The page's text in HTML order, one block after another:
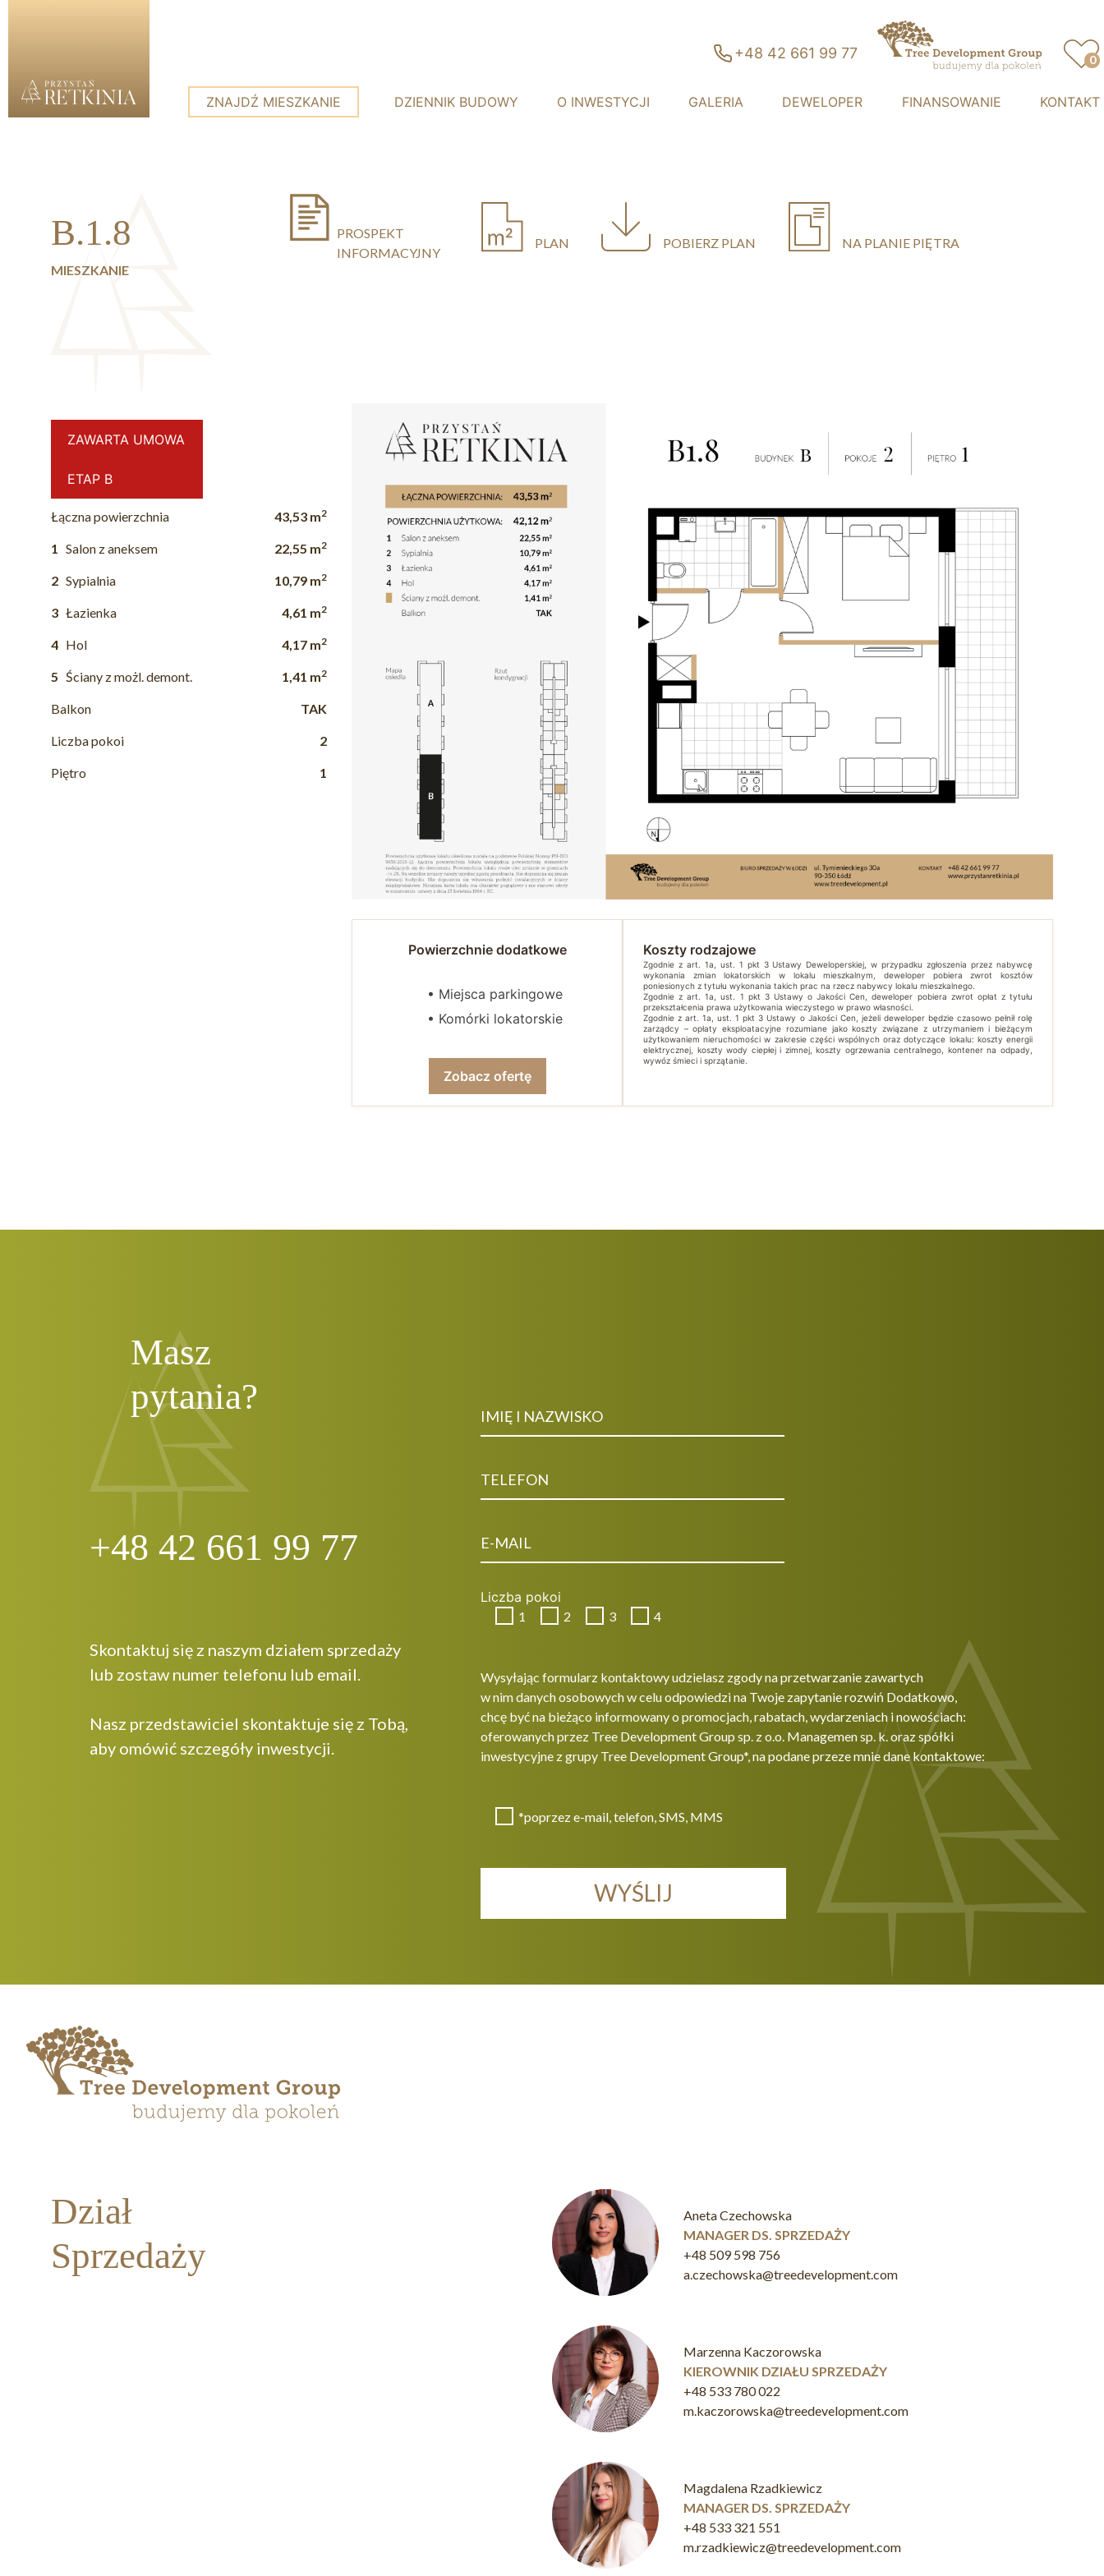
0
+48 42 661 99 77
ZNAJDŹ MIESZKANIE DZIENNIK BUDOWY O INWESTYCJI GALERIA DEWELOPER FINANSOWANIE KONTAKT
B.1.8
MIESZKANIE
PROSPEKT
INFORMACYJNY
PLAN POBIERZ PLAN NA PLANIE PIĘTRA
ZAWARTA UMOWA
ETAP B
Łączna powierzchnia 43,53 m2
1 Salon z aneksem 22,55 m2
2 Sypialnia 10,79 m2
3 Łazienka 4,61 m2
4 Hol 4,17 m2
5 Ściany z możl. demont. 1,41 m2
Balkon TAK
Liczba pokoi 2
Piętro 1
Powierzchnie dodatkowe
• Miejsca parkingowe
• Komórki lokatorskie
Zobacz ofertę
Koszty rodzajowe
Zgodnie z art. 1a, ust. 1 pkt 3 Ustawy Deweloperskiej, w przypadku zgłoszenia przez nabywcę
wykonania zmian lokatorskich w lokalu mieszkalnym, deweloper pobiera zwrot kosztów
poniesionych z tytułu wykonania takich prac na rzecz nabywcy lokalu mieszkalnego.
Zgodnie z art. 1a, ust. 1 pkt 3 Ustawy o Jakości Cen, deweloper pobiera zwrot opłat z tytułu
przekształcenia prawa użytkowania wieczystego w prawo własności.
Zgodnie z art. 1a, ust. 1 pkt 3 Ustawy o Jakości Cen, jeżeli deweloper będzie czasowo pełnił rolę
zarządcy – opłaty eksploatacyjne rozumiane jako koszty związane z utrzymaniem i bieżącym
użytkowaniem nieruchomości w zakresie części wspólnych oraz dotyczące lokalu: koszty energii
elektrycznej, koszty wody ciepłej i zimnej, koszty ogrzewania centralnego, kontener na odpady,
wywóz śmieci i sprzątanie.
Masz
pytania?
+48 42 661 99 77
Skontaktuj się z naszym działem sprzedaży
lub zostaw numer telefonu lub email.
Nasz przedstawiciel skontaktuje się z Tobą,
aby omówić szczegóły inwestycji.
Liczba pokoi
1 2 3 4
Wysyłając formularz kontaktowy udzielasz zgody na przetwarzanie zawartych
w nim danych osobowych w celu odpowiedzi na Twoje zapytanie rozwiń Dodatkowo,
chcę być na bieżąco informowany o promocjach, rabatach, wydarzeniach i nowościach:
oferowanych przez Tree Development Group sp. z o.o. Managemen sp. k. oraz spółki
inwestycyjne z grupy Tree Development Group*, na podane przeze mnie dane kontaktowe:
*poprzez e-mail, telefon, SMS, MMS
Dział
Sprzedaży
Aneta Czechowska
MANAGER DS. SPRZEDAŻY
+48 509 598 756
a.czechowska@treedevelopment.com
Marzenna Kaczorowska
KIEROWNIK DZIAŁU SPRZEDAŻY
+48 533 780 022
m.kaczorowska@treedevelopment.com
Magdalena Rzadkiewicz
MANAGER DS. SPRZEDAŻY
+48 533 321 551
m.rzadkiewicz@treedevelopment.com